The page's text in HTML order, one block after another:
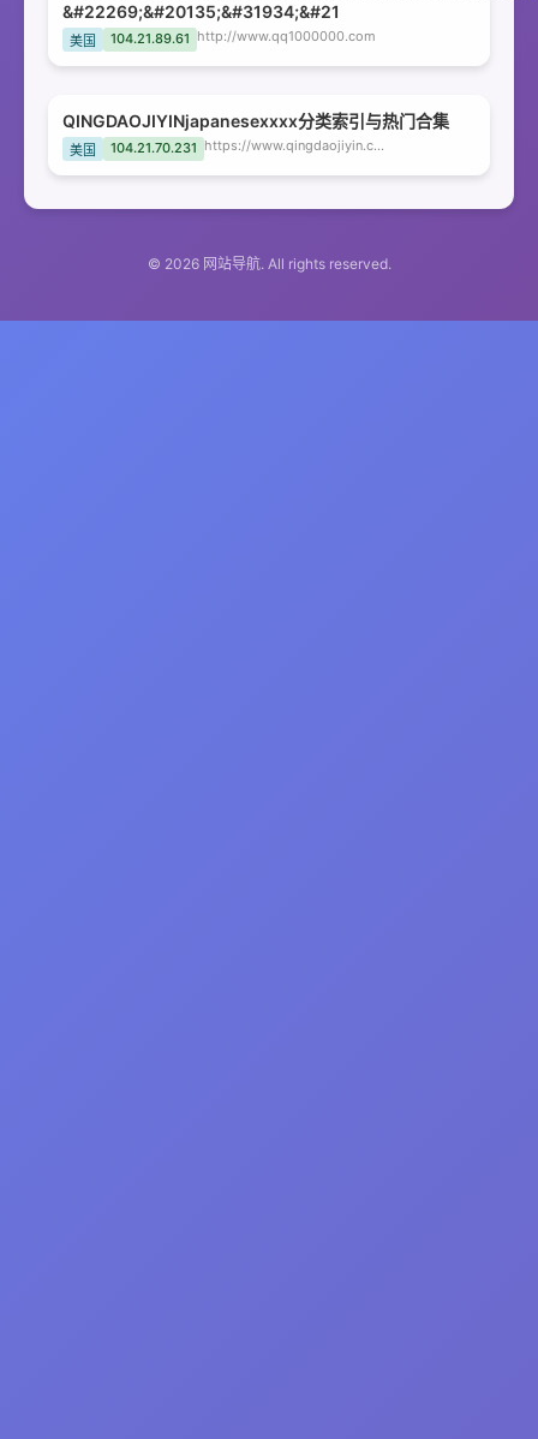
&#22269;&#20135;&#31934;&#21
美国 104.21.89.61 http://www.qq1000000.com
QINGDAOJIYINjapanesexxxx分类索引与热门合集
美国 104.21.70.231 https://www.qingdaojiyin.com
© 2026 网站导航. All rights reserved.